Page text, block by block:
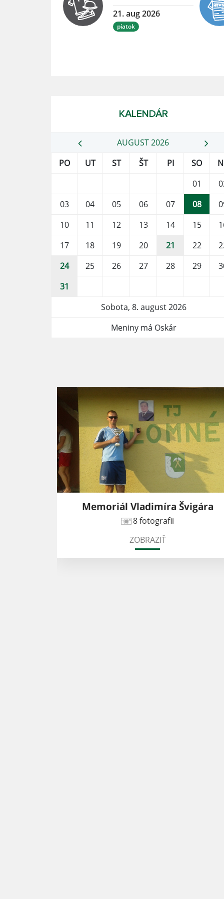
21. aug 2026
piatok
KALENDÁR
AUGUST 2026
PO
UT ST ŠT PI SO
01
03
04 05 06 07 08
10
11 12 13 14 15
17
18 19 20 21 22
24
25 26 27 28 29
31
Sobota, 8. august 2026
Meniny má Oskár
Memoriál Vladimíra Švigára
8 fotografii
ZOBRAZIŤ